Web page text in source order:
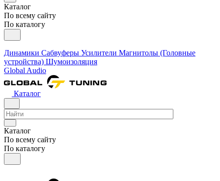
Каталог
По всему сайту
По каталогу
Динамики Сабвуферы Усилители Магнитолы (Головные
устройства) Шумоизоляция
Global Audio
Каталог
Каталог
По всему сайту
По каталогу